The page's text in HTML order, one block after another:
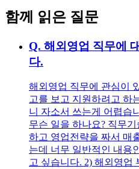
함께 읽은 질문
Q. 해외영업 직무에
다.
해외영업 직무에 관심이
고를 보고 지원하려고 하
니 자소서 쓰는게 어렵습
무슨 일을 하나요? 직무
하고 영업전략을 짜서 매
는데 너무 일반적인 내용
고 싶습니다. 2) 해외영업